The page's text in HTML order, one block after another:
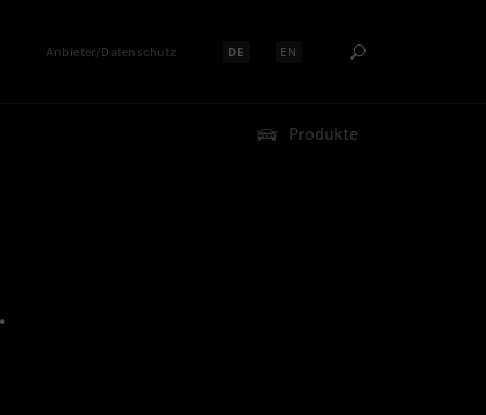
Anbieter/Datenschutz Sprache auswählen:
DE Sprache auswählen:
EN
Produkte